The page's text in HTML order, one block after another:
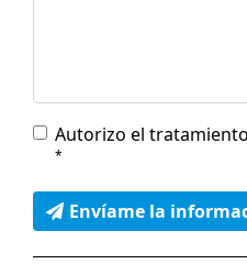
Autorizo el
*
Envíame la